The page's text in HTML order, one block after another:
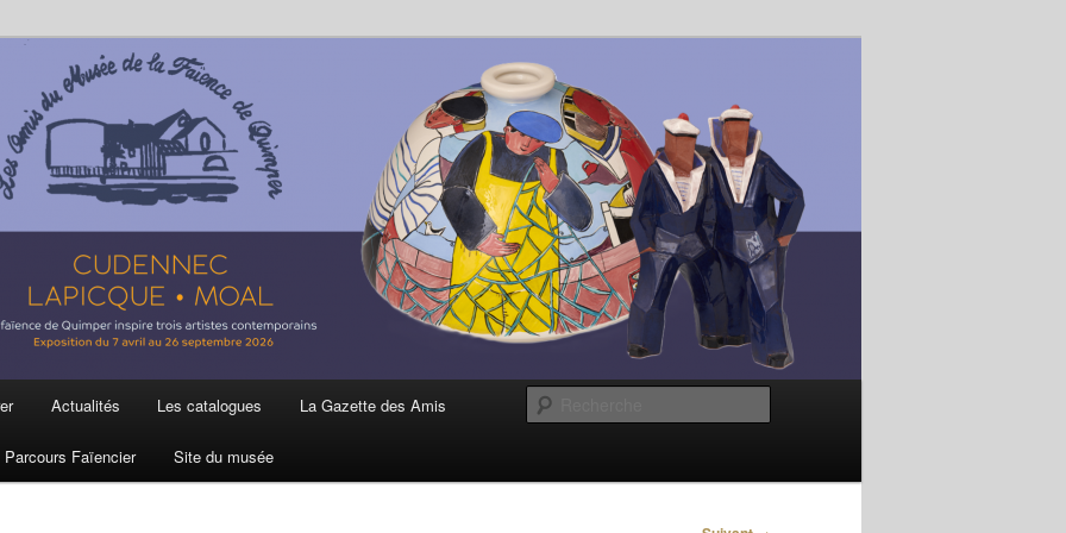
et de la Faïence de Quimper
Actualités Les catalogues La Gazette des Amis
Parcours Faïencier Site du musée